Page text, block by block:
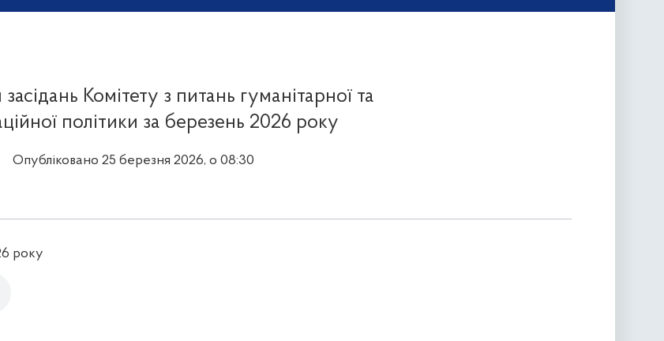
Комітету з питань гуманітарної та
політики за березень 2026 року
Опубліковано 25 березня 2026, о 08:30
року